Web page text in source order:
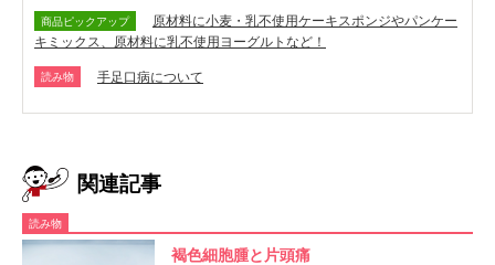
商品ピックアップ
原材料に小麦・乳不使用ケーキスポンジやパンケー
キミックス、原材料に乳不使用ヨーグルトなど！
読み物 手足口病について
関連記事
読み物
褐色細胞腫と片頭痛